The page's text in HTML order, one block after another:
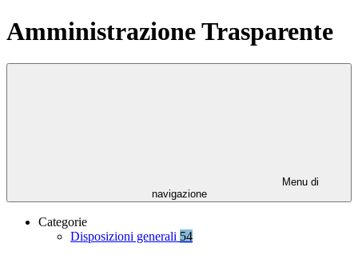
Amministrazione Trasparente
Menu di
navigazione
Categorie
Disposizioni generali 54